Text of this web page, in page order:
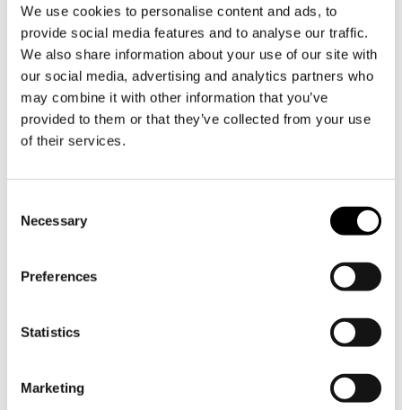
We use cookies to personalise content and ads, to
provide social media features and to analyse our traffic.
We also share information about your use of our site with
our social media, advertising and analytics partners who
may combine it with other information that you’ve
provided to them or that they’ve collected from your use
of their services.
Selection
Necessary
Preferences
Statistics
Marketing
Dela
Prenumerera på Söderlångviks
Amos Anderson vägen 2, 25870